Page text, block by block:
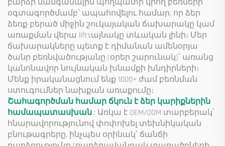
բարձր մանգանային պողպատի կրող բեռների
օգտագործմամբ՝ ապահովելու համար, որ ձեր
ձեռք բերած միջին շուկայական ճախարակը կամ
առաքման վերա liftsայնակը տևական լինի։ Մեր
ճախարակները պետք է դիմանան ամենօրյա
ծանր բեռնվածությանը (օրեր շարունակ)՝ առանց
կանոնավոր նույնական խնամքի խնդիրների։
Մենք իրականացնում ենք 1000+ ժամ բեռնման
ստուգումներ նախքան առաքումը։
Շահագործման համար ճկուն է ձեր կարիքներին
համապատասխան : Առկա է OEM/ODM տարբերակ՝
հնարավորությունով փոփոխել տեխնիկական
բնութագրերը, ինչպես օրինակ՝ ճանճի